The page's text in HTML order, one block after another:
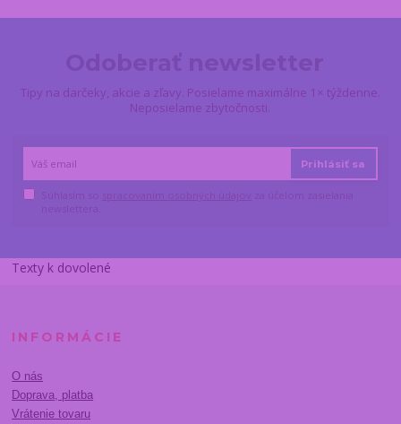
Tipy na darčeky, akcie a zľavy. Posielame maximálne 1× týždenne.
Neposielame zbytočnosti.
Prihlásiť sa
Texty k dovolené
INFORMÁCIE
O nás
Doprava, platba
Vrátenie tovaru